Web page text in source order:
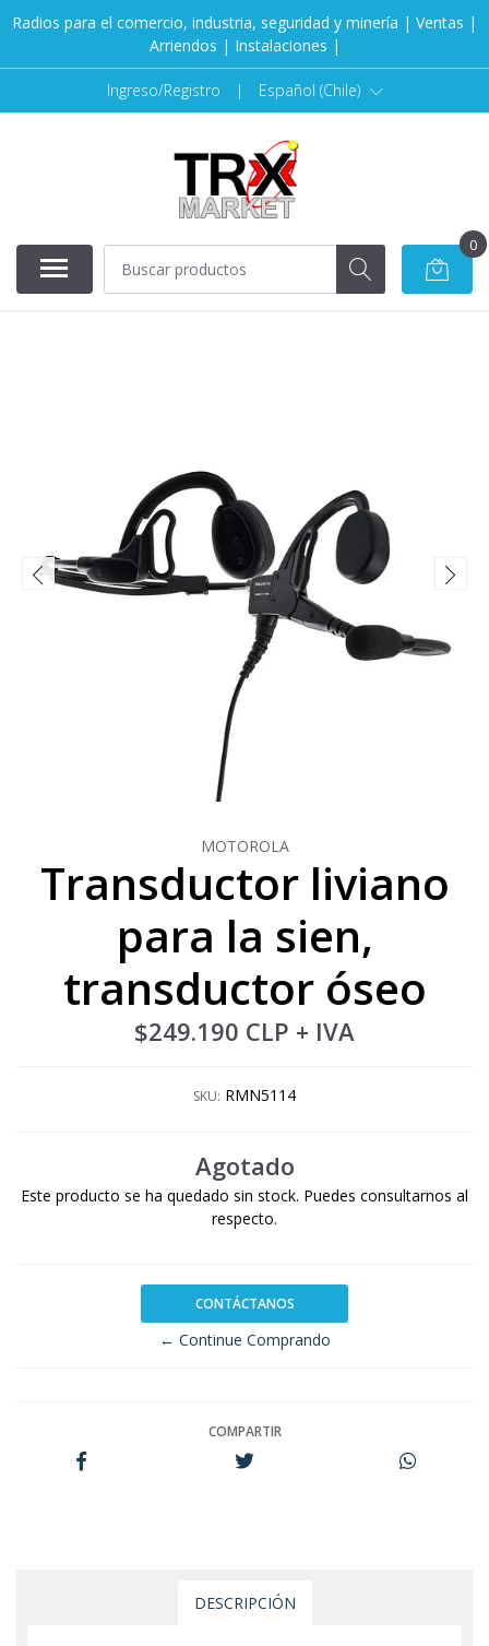
Radios para el comercio, industria, seguridad y minería | Ventas |
Arriendos | Instalaciones |
Ingreso/Registro | Español (Chile)
0
MOTOROLA
Transductor liviano
para la sien,
transductor óseo
$249.190 CLP + IVA
SKU: RMN5114
Agotado
Este producto se ha quedado sin stock. Puedes consultarnos al
respecto.
CONTÁCTANOS
← Continue Comprando
COMPARTIR
DESCRIPCIÓN